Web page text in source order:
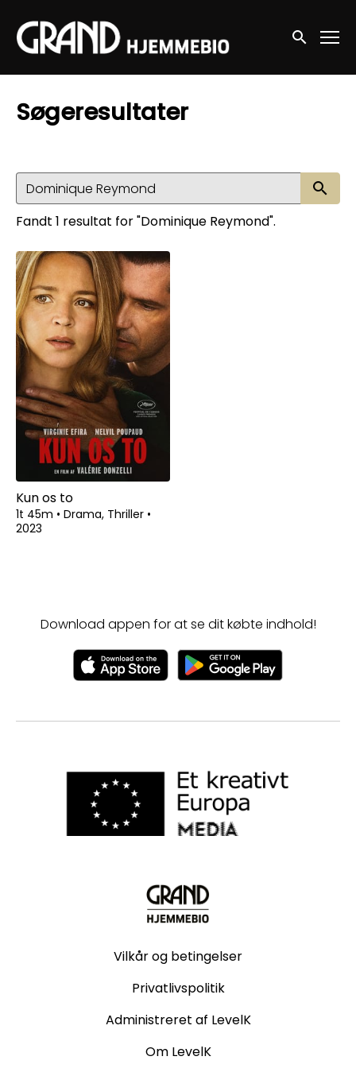
Accessibility Links
Søg nu
Søgeresultater
Fandt 1 resultat for "Dominique Reymond".
Kun os to
1t 45m • Drama, Thriller •
2023
Download appen for at se dit købte indhold!
Vilkår og betingelser
Privatlivspolitik
Administreret af LevelK
Om LevelK